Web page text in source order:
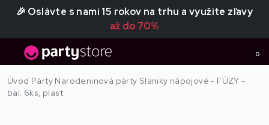
🎉 Oslávte s nami 15 rokov na trhu a využite zľavy
až do 70%
0
Úvod Párty Narodeninová párty Slamky nápojové - FÚZY -
bal. 6ks, plast